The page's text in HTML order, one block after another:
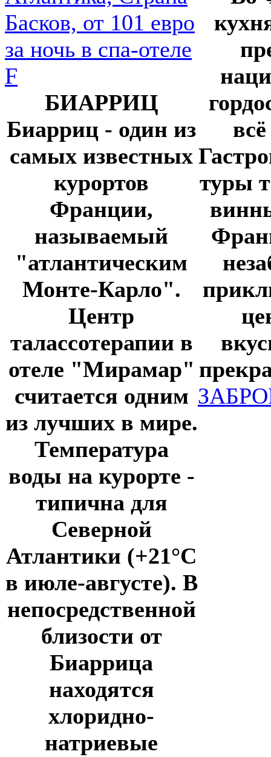
БИАРРИЦ
Биарриц - один из
самых известных
курортов
Франции,
называемый
"атлантическим
Монте-Карло".
Центр
талассотерапии в
отеле "Мирамар"
считается одним
из лучших в мире.
Температура
воды на курорте -
типична для
Северной
Атлантики (+21°С
в июле-августе). В
непосредственной
близости от
Биаррица
находятся
хлоридно-
натриевые
туры